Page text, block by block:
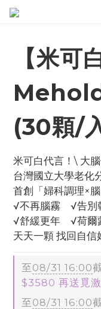
【米可
(30顆/
米可白代言！\ 大
台灣國立大學老化
首創「婦科調理×腦
√不再腦霧　√告
√舒緩更年　√荷爾
天天一顆 找回自信
至08/31 16:00
$3580 再送覓
至08/31 16:00